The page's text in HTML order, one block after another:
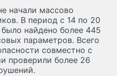
начали массово
В период с 14 по 20
было найдено более 445
параметров. Всего
совместно с
проверили более 26